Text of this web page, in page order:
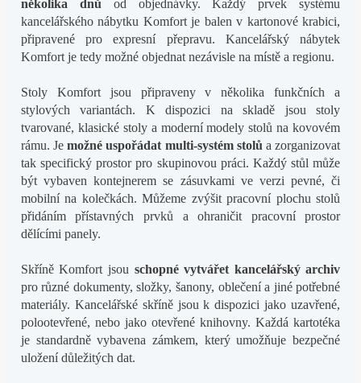
několika dnů od objednávky. Každý prvek systému
kancelářského nábytku Komfort je balen v kartonové krabici,
připravené pro expresní přepravu. Kancelářský nábytek
Komfort je tedy možné objednat nezávisle na místě a regionu.
Stoly Komfort jsou připraveny v několika funkčních a
stylových variantách. K dispozici na skladě jsou stoly
tvarované, klasické stoly a moderní modely stolů na kovovém
rámu. Jemožné uspořádat multi-systém stolů a zorganizovat
tak specifický prostor pro skupinovou práci. Každý stůl může
být vybaven kontejnerem se zásuvkami ve verzi pevné, či
mobilní na kolečkách. Můžeme zvýšit pracovní plochu stolů
přidáním přístavných prvků a ohraničit pracovní prostor
dělícími panely.
Skříně Komfort jsou schopné vytvářet kancelářský archiv
pro různé dokumenty, složky, šanony, oblečení a jiné potřebné
materiály. Kancelářské skříně jsou k dispozici jako uzavřené,
polootevřené, nebo jako otevřené knihovny. Každá kartotéka
je standardně vybavena zámkem, který umožňuje bezpečné
uložení důležitých dat.